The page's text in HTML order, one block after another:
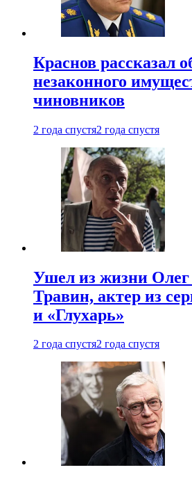
Краснов рассказал
незаконного
чиновников
2 года спустя2 года спустя
Ушел из жизни Олег
Травин, актер из
и «Глухарь»
2 года спустя2 года спустя